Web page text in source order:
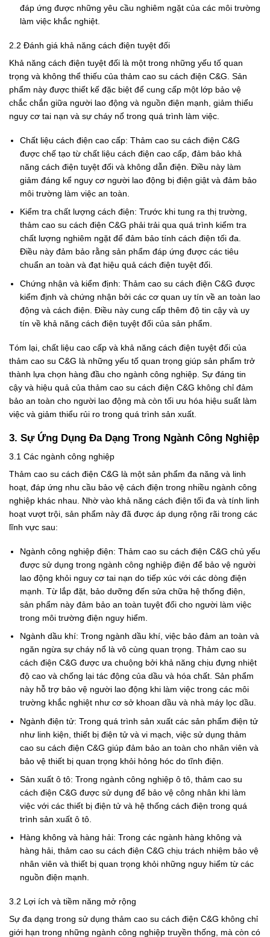
đáp ứng được những yêu cầu nghiêm ngặt của các môi trường
làm việc khắc nghiệt.
2.2 Đánh giá khả năng cách điện tuyệt đối
Khả năng cách điện tuyệt đối là một trong những yếu tố quan
trọng và không thể thiếu của thảm cao su cách điện C&G. Sản
phẩm này được thiết kế đặc biệt để cung cấp một lớp bảo vệ
chắc chắn giữa người lao động và nguồn điện mạnh, giảm thiểu
nguy cơ tai nạn và sự cháy nổ trong quá trình làm việc.
Chất liệu cách điện cao cấp: Thảm cao su cách điện C&G
được chế tạo từ chất liệu cách điện cao cấp, đảm bảo khả
năng cách điện tuyệt đối và không dẫn điện. Điều này làm
giảm đáng kể nguy cơ người lao động bị điện giật và đảm bảo
môi trường làm việc an toàn.
Kiểm tra chất lượng cách điện: Trước khi tung ra thị trường,
thảm cao su cách điện C&G phải trải qua quá trình kiểm tra
chất lượng nghiêm ngặt để đảm bảo tính cách điện tối đa.
Điều này đảm bảo rằng sản phẩm đáp ứng được các tiêu
chuẩn an toàn và đạt hiệu quả cách điện tuyệt đối.
Chứng nhận và kiểm định: Thảm cao su cách điện C&G được
kiểm định và chứng nhận bởi các cơ quan uy tín về an toàn lao
động và cách điện. Điều này cung cấp thêm độ tin cậy và uy
tín về khả năng cách điện tuyệt đối của sản phẩm.
Tóm lại, chất liệu cao cấp và khả năng cách điện tuyệt đối của
thảm cao su C&G là những yếu tố quan trọng giúp sản phẩm trở
thành lựa chọn hàng đầu cho ngành công nghiệp. Sự đáng tin
cậy và hiệu quả của thảm cao su cách điện C&G không chỉ đảm
bảo an toàn cho người lao động mà còn tối ưu hóa hiệu suất làm
việc và giảm thiểu rủi ro trong quá trình sản xuất.
3. Sự Ứng Dụng Đa Dạng Trong Ngành Công Nghiệp
3.1 Các ngành công nghiệp
Thảm cao su cách điện C&G là một sản phẩm đa năng và linh
hoạt, đáp ứng nhu cầu bảo vệ cách điện trong nhiều ngành công
nghiệp khác nhau. Nhờ vào khả năng cách điện tối đa và tính linh
hoạt vượt trội, sản phẩm này đã được áp dụng rộng rãi trong các
lĩnh vực sau:
Ngành công nghiệp điện: Thảm cao su cách điện C&G chủ yếu
được sử dụng trong ngành công nghiệp điện để bảo vệ người
lao động khỏi nguy cơ tai nạn do tiếp xúc với các dòng điện
mạnh. Từ lắp đặt, bảo dưỡng đến sửa chữa hệ thống điện,
sản phẩm này đảm bảo an toàn tuyệt đối cho người làm việc
trong môi trường điện nguy hiểm.
Ngành dầu khí: Trong ngành dầu khí, việc bảo đảm an toàn và
ngăn ngừa sự cháy nổ là vô cùng quan trọng. Thảm cao su
cách điện C&G được ưa chuộng bởi khả năng chịu đựng nhiệt
độ cao và chống lại tác động của dầu và hóa chất. Sản phẩm
này hỗ trợ bảo vệ người lao động khi làm việc trong các môi
trường khắc nghiệt như cơ sở khoan dầu và nhà máy lọc dầu.
Ngành điện tử: Trong quá trình sản xuất các sản phẩm điện tử
như linh kiện, thiết bị điện tử và vi mạch, việc sử dụng thảm
cao su cách điện C&G giúp đảm bảo an toàn cho nhân viên và
bảo vệ thiết bị quan trọng khỏi hỏng hóc do tĩnh điện.
Sản xuất ô tô: Trong ngành công nghiệp ô tô, thảm cao su
cách điện C&G được sử dụng để bảo vệ công nhân khi làm
việc với các thiết bị điện tử và hệ thống cách điện trong quá
trình sản xuất ô tô.
Hàng không và hàng hải: Trong các ngành hàng không và
hàng hải, thảm cao su cách điện C&G chịu trách nhiệm bảo vệ
nhân viên và thiết bị quan trọng khỏi những nguy hiểm từ các
nguồn điện mạnh.
3.2 Lợi ích và tiềm năng mở rộng
Sự đa dạng trong sử dụng thảm cao su cách điện C&G không chỉ
giới hạn trong những ngành công nghiệp truyền thống, mà còn có